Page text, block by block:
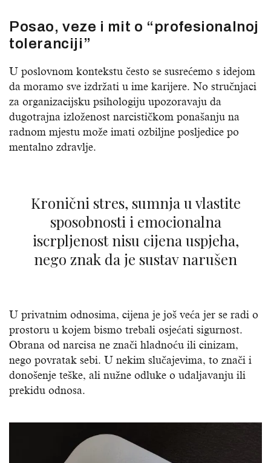
Posao, veze i mit o “profesionalnoj
toleranciji”
U poslovnom kontekstu često se susrećemo s idejom
da moramo sve izdržati u ime karijere. No stručnjaci
za organizacijsku psihologiju upozoravaju da
dugotrajna izloženost narcističkom ponašanju na
radnom mjestu može imati ozbiljne posljedice po
mentalno zdravlje.
Kronični stres, sumnja u vlastite
sposobnosti i emocionalna
iscrpljenost nisu cijena uspjeha,
nego znak da je sustav narušen
U privatnim odnosima, cijena je još veća jer se radi o
prostoru u kojem bismo trebali osjećati sigurnost.
Obrana od narcisa ne znači hladnoću ili cinizam,
nego povratak sebi. U nekim slučajevima, to znači i
donošenje teške, ali nužne odluke o udaljavanju ili
prekidu odnosa.